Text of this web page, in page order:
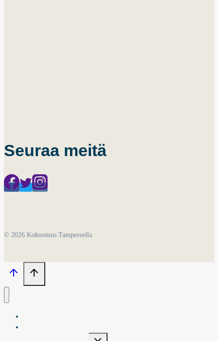
Seuraa meitä
© 2026 Kokoomus Tampereella
Toggle